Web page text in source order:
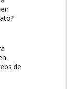
de